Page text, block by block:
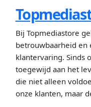
Bij Topmediastore
betrouwbaarheid en
klantervaring. Sinds
toegewijd aan het
die niet alleen
onze klanten, maar